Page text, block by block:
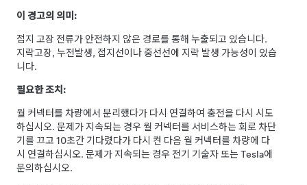
이 경고의 의미:
접지 고장 전류가 안전하지 않은 경로를 통해 누출되고 있습니다.
지락고장, 누전발생, 접지선이나 중선선에 지락 발생 가능성이 있습
니다.
필요한 조치:
월 커넥터를 차량에서 분리했다가 다시 연결하여 충전을 다시 시도
하십시오. 문제가 지속되는 경우 월 커넥터를 서비스하는 회로 차단
기를 끄고 10초간 기다렸다가 다시 켠 다음 월 커넥터를 차량에 다
시 연결하십시오. 문제가 지속되는 경우 전기 기술자 또는 Tesla에
문의하십시오.